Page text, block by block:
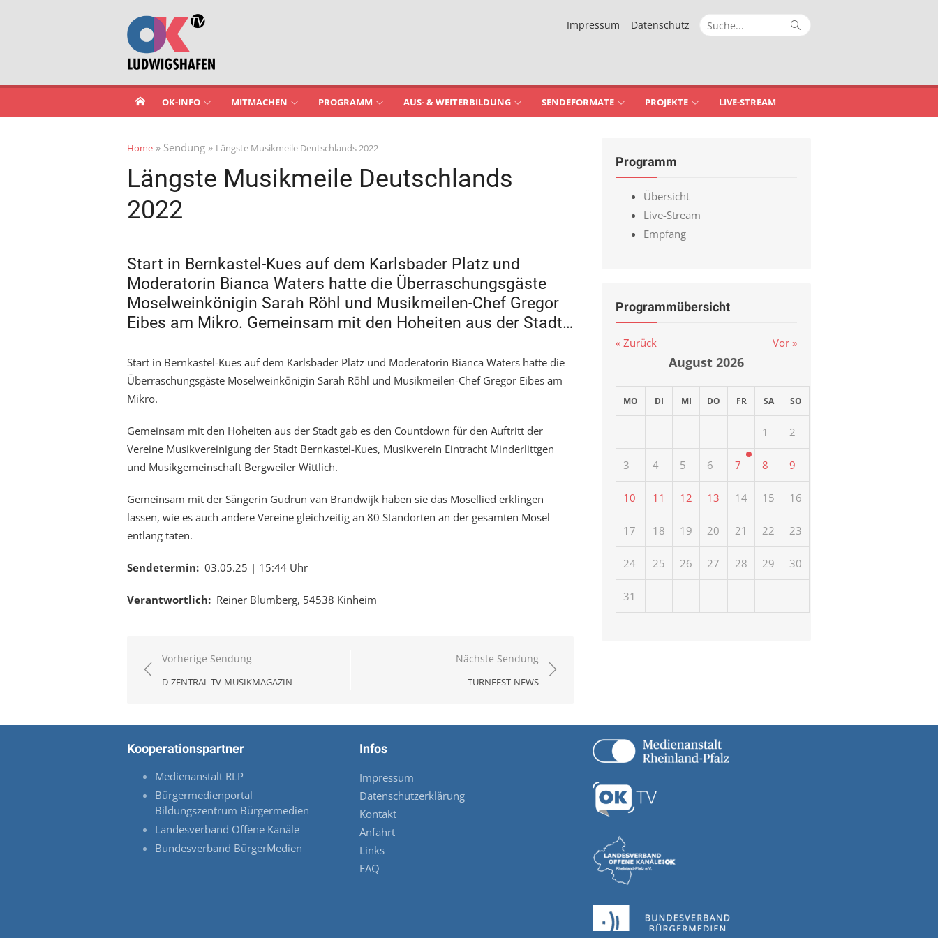
Suche
Suche
Impressum Datenschutz
OK-INFO MITMACHEN PROGRAMM AUS- & WEITERBILDUNG SENDEFORMATE PROJEKTE LIVE-STREAM
Home » Sendung » Längste Musikmeile Deutschlands 2022
Längste Musikmeile Deutschlands
2022
Start in Bernkastel-Kues auf dem Karlsbader Platz und
Moderatorin Bianca Waters hatte die Überraschungsgäste
Moselweinkönigin Sarah Röhl und Musikmeilen-Chef Gregor
Eibes am Mikro. Gemeinsam mit den Hoheiten aus der Stadt…
Start in Bernkastel-Kues auf dem Karlsbader Platz und Moderatorin Bianca Waters hatte die
Überraschungsgäste Moselweinkönigin Sarah Röhl und Musikmeilen-Chef Gregor Eibes am
Mikro.
Gemeinsam mit den Hoheiten aus der Stadt gab es den Countdown für den Auftritt der
Vereine Musikvereinigung der Stadt Bernkastel-Kues, Musikverein Eintracht Minderlittgen
und Musikgemeinschaft Bergweiler Wittlich.
Gemeinsam mit der Sängerin Gudrun van Brandwijk haben sie das Mosellied erklingen
lassen, wie es auch andere Vereine gleichzeitig an 80 Standorten an der gesamten Mosel
entlang taten.
Sendetermin: 03.05.25 | 15:44 Uhr
Verantwortlich: Reiner Blumberg, 54538 Kinheim
Beitragsnavigation
Vorherige Sendung
D-ZENTRAL TV-MUSIKMAGAZIN
Nächste Sendung
TURNFEST-NEWS
Programm
Übersicht
Live-Stream
Empfang
Programmübersicht
« Zurück Vor »
August 2026
MO DI MI DO FR SA SO
1 2
3 4 5 6 7 8 9
10 11 12 13 14 15 16
17 18 19 20 21 22 23
24 25 26 27 28 29 30
31
Kooperationspartner
Medienanstalt RLP
Bürgermedienportal
Bildungszentrum Bürgermedien
Landesverband Offene Kanäle
Bundesverband BürgerMedien
Infos
Impressum
Datenschutzerklärung
Kontakt
Anfahrt
Links
FAQ